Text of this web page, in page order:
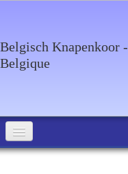
Belgisch Knapenkoor
Belgique